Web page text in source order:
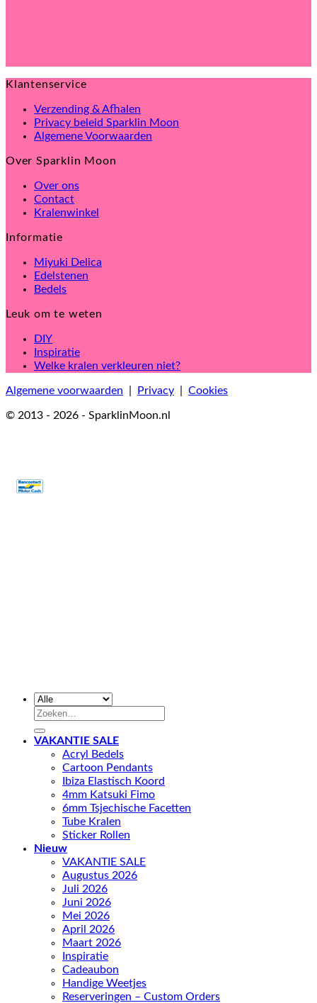
Klantenservice
Verzending & Afhalen
Privacy beleid Sparklin Moon
Algemene Voorwaarden
Over Sparklin Moon
Over ons
Contact
Kralenwinkel
Informatie
Miyuki Delica
Edelstenen
Bedels
Leuk om te weten
DIY
Inspiratie
Welke kralen verkleuren niet?
Algemene voorwaarden Privacy Cookies
© 2013 - 2026 - SparklinMoon.nl
Zoeken
VAKANTIE SALE
Acryl Bedels
Cartoon Pendants
Ibiza Elastisch Koord
4mm Katsuki Fimo
6mm Tsjechische Facetten
Tube Kralen
Sticker Rollen
Nieuw
VAKANTIE SALE
Augustus 2026
Juli 2026
Juni 2026
Mei 2026
April 2026
Maart 2026
Inspiratie
Cadeaubon
Handige Weetjes
Reserveringen – Custom Orders